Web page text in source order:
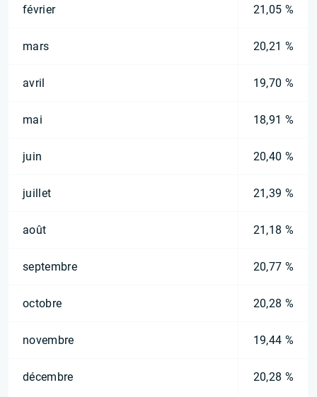
février 21,05 %
mars 20,21 %
avril 19,70 %
mai 18,91 %
juin 20,40 %
juillet 21,39 %
août 21,18 %
septembre 20,77 %
octobre 20,28 %
novembre 19,44 %
décembre 20,28 %